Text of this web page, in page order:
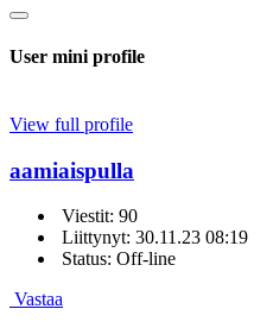
User mini profile
View full profile
aamiaispulla
Viestit: 90
Liittynyt: 30.11.23 08:19
Status: Off-line
Vastaa